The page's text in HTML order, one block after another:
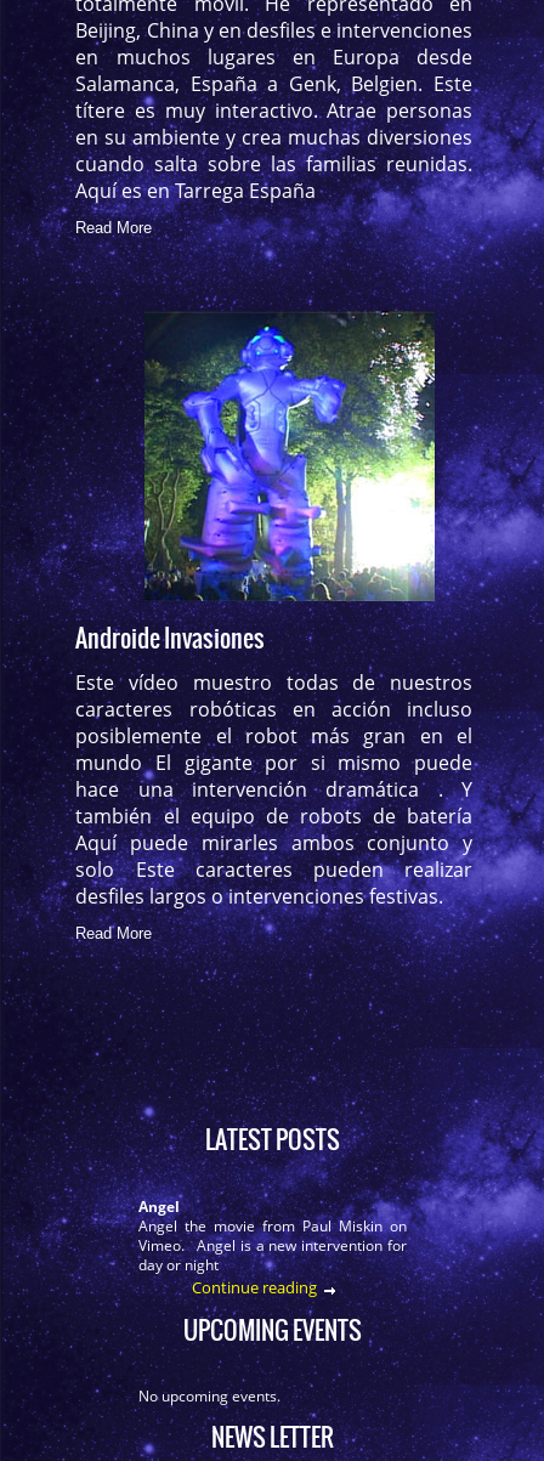
Beijing, China y en desfiles e intervenciones
en muchos lugares en Europa desde
Salamanca, España a Genk, Belgien. Este
títere es muy interactivo. Atrae personas
en su ambiente y crea muchas diversiones
cuando salta sobre las familias reunidas.
Aquí es en Tarrega España
Read More
Androide Invasiones
Este vídeo muestro todas de nuestros
caracteres robóticas en acción incluso
posiblemente el robot más gran en el
mundo El gigante por si mismo puede
hace una intervención dramática . Y
también el equipo de robots de batería
Aquí puede mirarles ambos conjunto y
solo Este caracteres pueden realizar
desfiles largos o intervenciones festivas.
Read More
LATEST POSTS
Angel
Angel the movie from Paul Miskin on
Vimeo. Angel is a new intervention for
day or night
Continue reading
UPCOMING EVENTS
No upcoming events.
NEWS LETTER